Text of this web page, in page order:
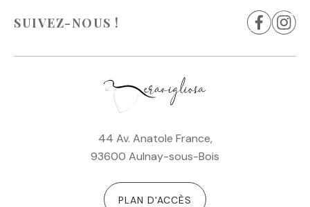
SUIVEZ-NOUS !
44 Av. Anatole France,
93600 Aulnay-sous-Bois
PLAN D'ACCÈS